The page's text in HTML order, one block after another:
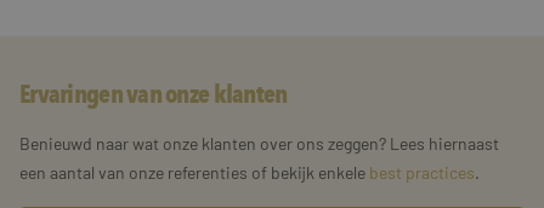
Ervaringen van onze klanten
Benieuwd naar wat onze klanten over ons zeggen? Lees hiernaast
een aantal van onze referenties of bekijk enkele best practices.